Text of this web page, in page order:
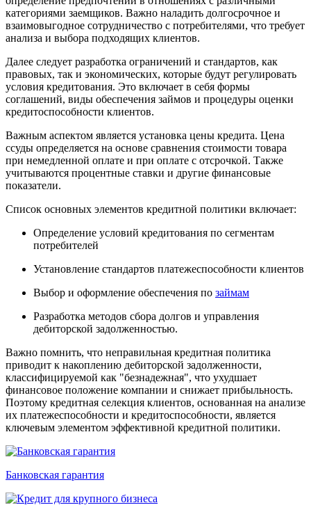
категориями заемщиков. Важно наладить долгосрочное и
взаимовыгодное сотрудничество с потребителями, что требует
анализа и выбора подходящих клиентов.
Далее следует разработка ограничений и стандартов, как
правовых, так и экономических, которые будут регулировать
условия кредитования. Это включает в себя формы
соглашений, виды обеспечения займов и процедуры оценки
кредитоспособности клиентов.
Важным аспектом является установка цены кредита. Цена
ссуды определяется на основе сравнения стоимости товара
при немедленной оплате и при оплате с отсрочкой. Также
учитываются процентные ставки и другие финансовые
показатели.
Список основных элементов кредитной политики включает:
Определение условий кредитования по сегментам
потребителей
Установление стандартов платежеспособности клиентов
Выбор и оформление обеспечения по займам
Разработка методов сбора долгов и управления
дебиторской задолженностью.
Важно помнить, что неправильная кредитная политика
приводит к накоплению дебиторской задолженности,
классифицируемой как "безнадежная", что ухудшает
финансовое положение компании и снижает прибыльность.
Поэтому кредитная селекция клиентов, основанная на анализе
их платежеспособности и кредитоспособности, является
ключевым элементом эффективной кредитной политики.
Банковская гарантия